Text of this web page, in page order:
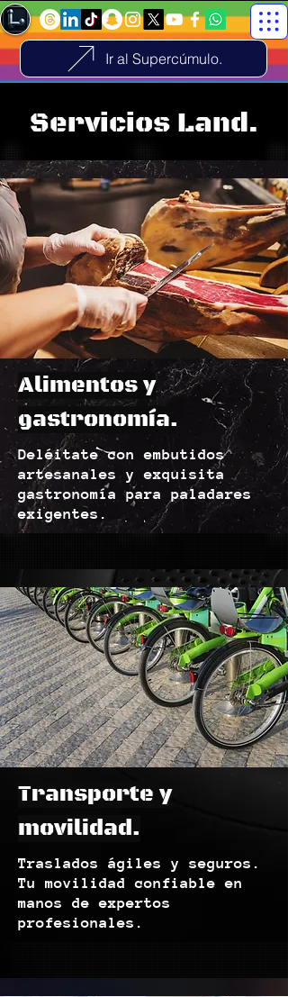
Ir al Supercúmulo.
Servicios Land.
Alimentos y
gastronomía.
Deléitate con embutidos
artesanales y exquisita
gastronomía para paladares
exigentes.
Transporte y
movilidad.
Traslados ágiles y seguros.
Tu movilidad confiable en
manos de expertos
profesionales.